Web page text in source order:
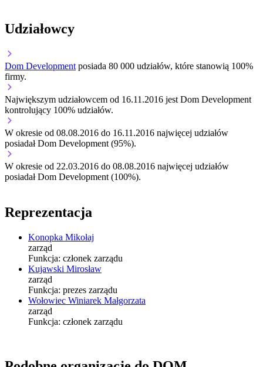
Udziałowcy
Dom Development posiada 80 000 udziałów, które stanowią 100%
firmy.
Największym udziałowcem od 16.11.2016 jest Dom Development
kontrolujący 100% udziałów.
W okresie od 08.08.2016 do 16.11.2016 najwięcej udziałów
posiadał Dom Development (95%).
W okresie od 22.03.2016 do 08.08.2016 najwięcej udziałów
posiadał Dom Development (100%).
Reprezentacja
Konopka Mikołaj
zarząd
Funkcja: członek zarządu
Kujawski Mirosław
zarząd
Funkcja: prezes zarządu
Wołowiec Winiarek Małgorzata
zarząd
Funkcja: członek zarządu